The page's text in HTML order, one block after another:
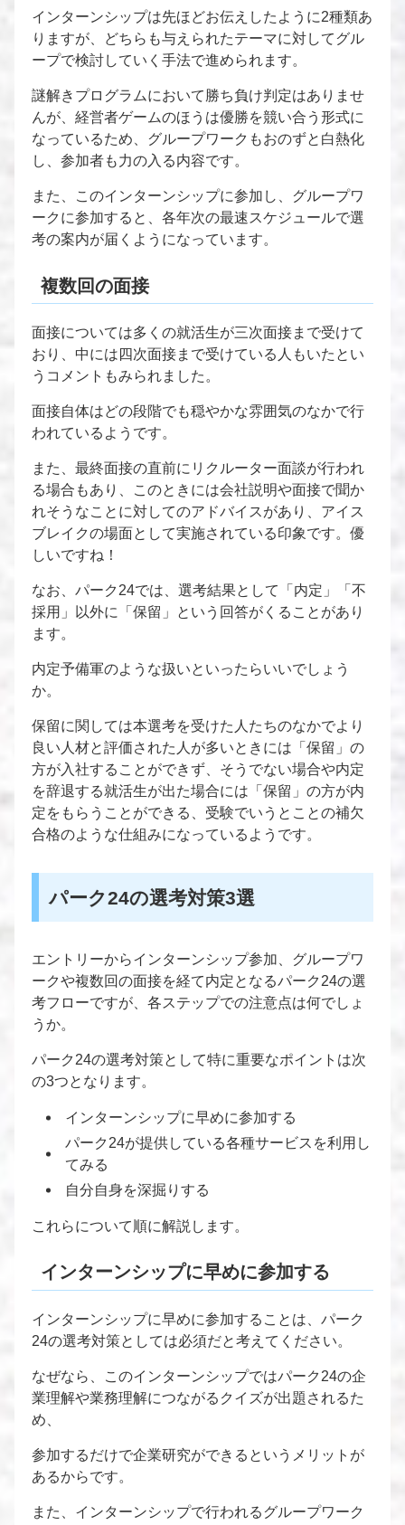
インターンシップは先ほどお伝えしたように2種類あ
りますが、どちらも与えられたテーマに対してグル
ープで検討していく手法で進められます。
謎解きプログラムにおいて勝ち負け判定はありませ
んが、経営者ゲームのほうは優勝を競い合う形式に
なっているため、グループワークもおのずと白熱化
し、参加者も力の入る内容です。
また、このインターンシップに参加し、グループワ
ークに参加すると、各年次の最速スケジュールで選
考の案内が届くようになっています。
複数回の面接
面接については多くの就活生が三次面接まで受けて
おり、中には四次面接まで受けている人もいたとい
うコメントもみられました。
面接自体はどの段階でも穏やかな雰囲気のなかで行
われているようです。
また、最終面接の直前にリクルーター面談が行われ
る場合もあり、このときには会社説明や面接で聞か
れそうなことに対してのアドバイスがあり、アイス
ブレイクの場面として実施されている印象です。優
しいですね！
なお、パーク24では、選考結果として「内定」「不
採用」以外に「保留」という回答がくることがあり
ます。
内定予備軍のような扱いといったらいいでしょう
か。
保留に関しては本選考を受けた人たちのなかでより
良い人材と評価された人が多いときには「保留」の
方が入社することができず、そうでない場合や内定
を辞退する就活生が出た場合には「保留」の方が内
定をもらうことができる、受験でいうとことの補欠
合格のような仕組みになっているようです。
パーク24の選考対策3選
エントリーからインターンシップ参加、グループワ
ークや複数回の面接を経て内定となるパーク24の選
考フローですが、各ステップでの注意点は何でしょ
うか。
パーク24の選考対策として特に重要なポイントは次
の3つとなります。
インターンシップに早めに参加する
パーク24が提供している各種サービスを利用し
てみる
自分自身を深掘りする
これらについて順に解説します。
インターンシップに早めに参加する
インターンシップに早めに参加することは、パーク
24の選考対策としては必須だと考えてください。
なぜなら、このインターンシップではパーク24の企
業理解や業務理解につながるクイズが出題されるた
め、
参加するだけで企業研究ができるというメリットが
あるからです。
また、インターンシップで行われるグループワーク